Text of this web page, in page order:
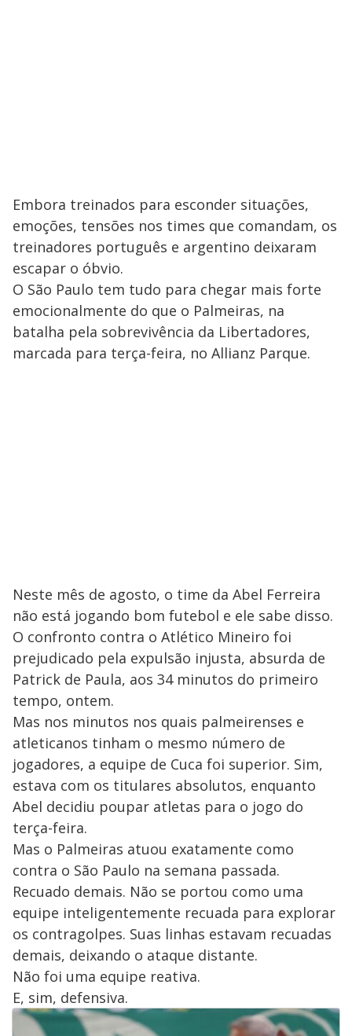
Embora treinados para esconder situações,
emoções, tensões nos times que comandam, os
treinadores português e argentino deixaram
escapar o óbvio.
O São Paulo tem tudo para chegar mais forte
emocionalmente do que o Palmeiras, na
batalha pela sobrevivência da Libertadores,
marcada para terça-feira, no Allianz Parque.
Neste mês de agosto, o time da Abel Ferreira
não está jogando bom futebol e ele sabe disso.
O confronto contra o Atlético Mineiro foi
prejudicado pela expulsão injusta, absurda de
Patrick de Paula, aos 34 minutos do primeiro
tempo, ontem.
Mas nos minutos nos quais palmeirenses e
atleticanos tinham o mesmo número de
jogadores, a equipe de Cuca foi superior. Sim,
estava com os titulares absolutos, enquanto
Abel decidiu poupar atletas para o jogo do
terça-feira.
Mas o Palmeiras atuou exatamente como
contra o São Paulo na semana passada.
Recuado demais. Não se portou como uma
equipe inteligentemente recuada para explorar
os contragolpes. Suas linhas estavam recuadas
demais, deixando o ataque distante.
Não foi uma equipe reativa.
E, sim, defensiva.